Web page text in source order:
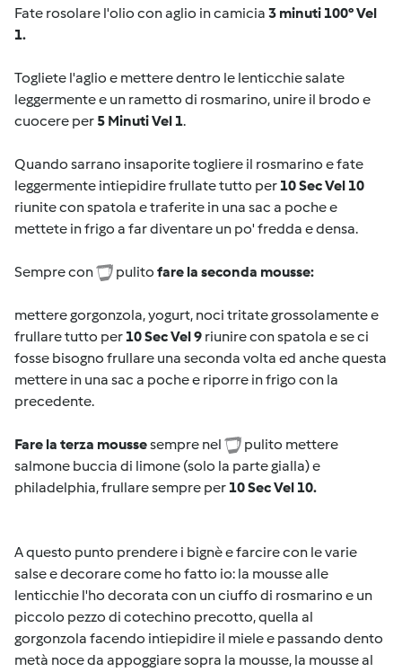
Fate rosolare l'olio con aglio in camicia 3 minuti 100° Vel
1.
Togliete l'aglio e mettere dentro le lenticchie salate
leggermente e un rametto di rosmarino, unire il brodo e
cuocere per 5 Minuti Vel 1.
Quando sarrano insaporite togliere il rosmarino e fate
leggermente intiepidire frullate tutto per 10 Sec Vel 10
riunite con spatola e traferite in una sac a poche e
mettete in frigo a far diventare un po' fredda e densa.
Sempre con pulito fare la seconda mousse:
mettere gorgonzola, yogurt, noci tritate grossolamente e
frullare tutto per 10 Sec Vel 9 riunire con spatola e se ci
fosse bisogno frullare una seconda volta ed anche questa
mettere in una sac a poche e riporre in frigo con la
precedente.
Fare la terza moussesempre nel
pulito mettere
salmone buccia di limone (solo la parte gialla) e
philadelphia, frullare sempre per 10 Sec Vel 10.
A questo punto prendere i bignè e farcire con le varie
salse e decorare come ho fatto io: la mousse alle
lenticchie l'ho decorata con un ciuffo di rosmarino e un
piccolo pezzo di cotechino precotto, quella al
gorgonzola facendo intiepidire il miele e passando dento
metà noce da appoggiare sopra la mousse, la mousse al